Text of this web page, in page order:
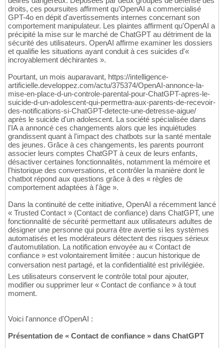
droits, ces poursuites affirment qu'OpenAI a commercialisé
GPT-4o en dépit d'avertissements internes concernant son
comportement manipulateur. Les plaintes affirment qu'OpenAI a
précipité la mise sur le marché de ChatGPT au détriment de la
sécurité des utilisateurs. OpenAI affirme examiner les dossiers
et qualifie les situations ayant conduit à ces suicides d'«
incroyablement déchirantes ».
Pourtant, un mois auparavant, https://intelligence-
artificielle.developpez.com/actu/375374/OpenAI-annonce-la-
mise-en-place-d-un-controle-parental-pour-ChatGPT-apres-le-
suicide-d-un-adolescent-qui-permettra-aux-parents-de-recevoir-
des-notifications-si-ChatGPT-detecte-une-detresse-aigue/
après le suicide d'un adolescent. La société spécialisée dans
l'IA a annoncé ces changements alors que les inquiétudes
grandissent quant à l'impact des chatbots sur la santé mentale
des jeunes. Grâce à ces changements, les parents pourront
associer leurs comptes ChatGPT à ceux de leurs enfants,
désactiver certaines fonctionnalités, notamment la mémoire et
l'historique des conversations, et contrôler la manière dont le
chatbot répond aux questions grâce à des « règles de
comportement adaptées à l'âge ».
Dans la continuité de cette initiative, OpenAI a récemment lancé
« Trusted Contact » (Contact de confiance) dans ChatGPT, une
fonctionnalité de sécurité permettant aux utilisateurs adultes de
désigner une personne qui pourra être avertie si les systèmes
automatisés et les modérateurs détectent des risques sérieux
d'automutilation. La notification envoyée au « Contact de
confiance » est volontairement limitée : aucun historique de
conversation nest partagé, et la confidentialité est privilégiée.
Les utilisateurs conservent le contrôle total pour ajouter,
modifier ou supprimer leur « Contact de confiance » à tout
moment.
Voici l'annonce d'OpenAI :
Présentation de « Contact de confiance » dans ChatGPT